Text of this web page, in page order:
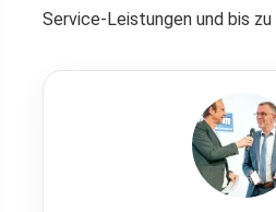
Service-Leistungen und bis zu